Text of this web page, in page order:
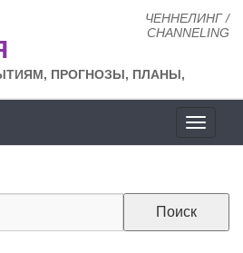
ЧЕННЕЛИНГ /
CHANNELING
ПРОГНОЗЫ, ПЛАНЫ,
сайта